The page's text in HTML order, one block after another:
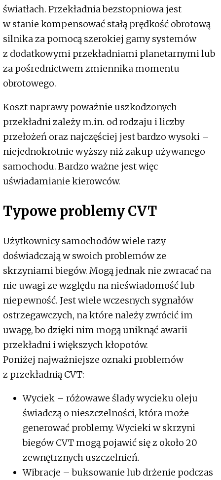
światłach. Przekładnia bezstopniowa jest
w stanie kompensować stałą prędkość obrotową
silnika za pomocą szerokiej gamy systemów
z dodatkowymi przekładniami planetarnymi lub
za pośrednictwem zmiennika momentu
obrotowego.
Koszt naprawy poważnie uszkodzonych
przekładni zależy m.in. od rodzaju i liczby
przełożeń oraz najczęściej jest bardzo wysoki –
niejednokrotnie wyższy niż zakup używanego
samochodu. Bardzo ważne jest więc
uświadamianie kierowców.
Typowe problemy CVT
Użytkownicy samochodów wiele razy
doświadczają w swoich problemów ze
skrzyniami biegów. Mogą jednak nie zwracać na
nie uwagi ze względu na nieświadomość lub
niepewność. Jest wiele wczesnych sygnałów
ostrzegawczych, na które należy zwrócić im
uwagę, bo dzięki nim mogą uniknąć awarii
przekładni i większych kłopotów.
Poniżej najważniejsze oznaki problemów
z przekładnią CVT:
Wyciek – różowawe ślady wycieku oleju
świadczą o nieszczelności, która może
generować problemy. Wycieki w skrzyni
biegów CVT mogą pojawić się z około 20
zewnętrznych uszczelnień.
Wibracje – buksowanie lub drżenie podczas